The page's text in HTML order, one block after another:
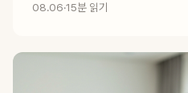
08.06·15분 읽기